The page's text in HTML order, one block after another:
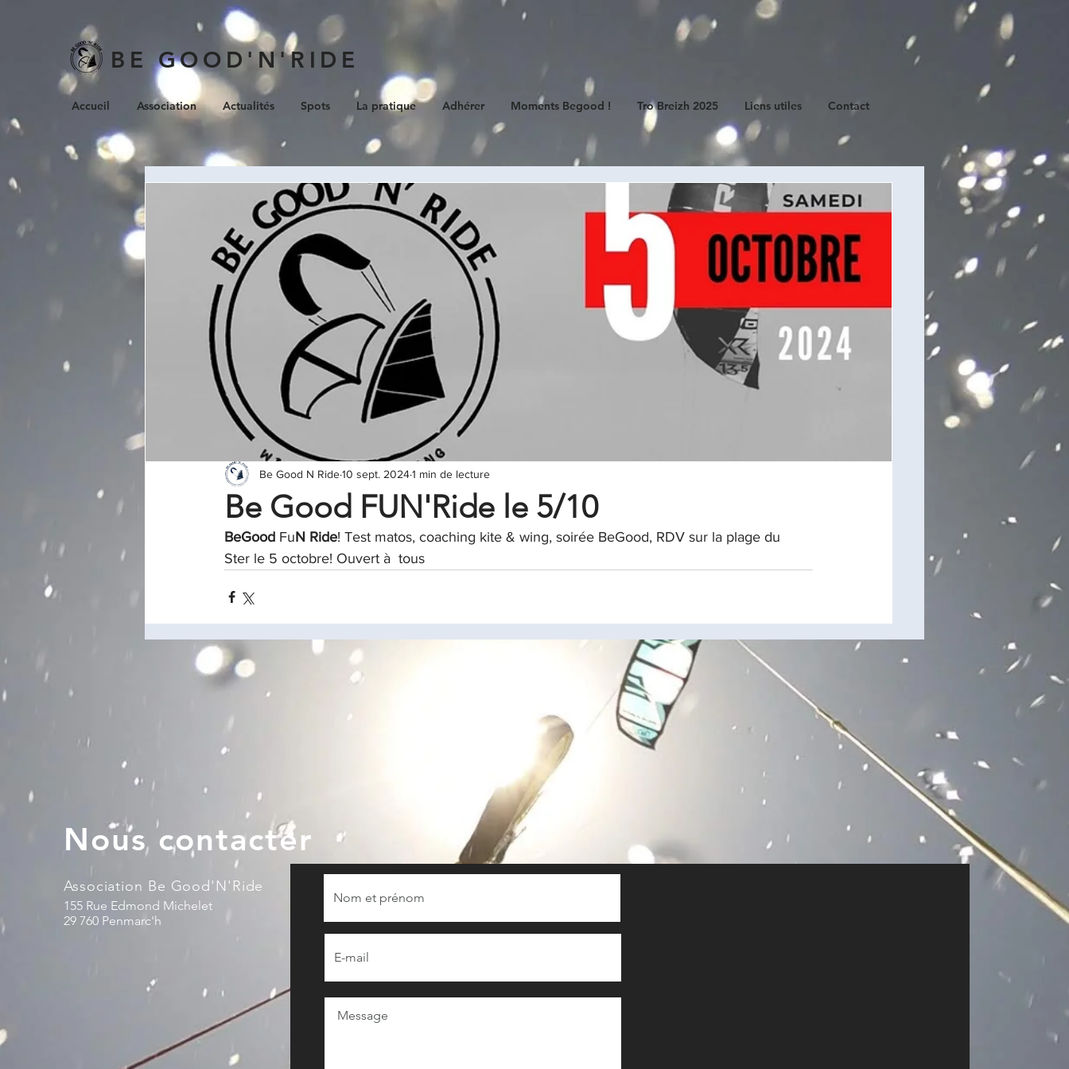
BE GOOD'N'RIDE
Accueil Association Actualités Spots La pratique Adhérer Moments Begood ! Tro Breizh 2025 Liens utiles Contact
Be Good FUN'Ride le 5/10
Be Good N Ride10 sept. 20241 min de lecture
BeGood FuN Ride! Test matos, coaching kite & wing, soirée BeGood, RDV sur la plage du
Ster le 5 octobre! Ouvert à  tous
Nous contacter
Association Be Good'N'Ride
155 Rue Edmond Michelet
29 760 Penmarc'h